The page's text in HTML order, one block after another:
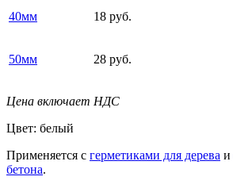
40мм 18 руб.
50мм 28 руб.
Цена включает НДС
Цвет: белый
Применяется с герметиками для дерева и
бетона.